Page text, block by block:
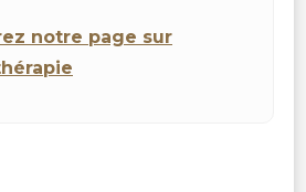
notre page sur